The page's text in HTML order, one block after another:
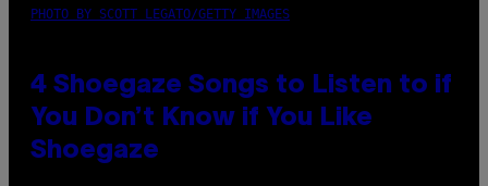
PHOTO BY SCOTT LEGATO/GETTY IMAGES
4 Shoegaze Songs to Listen to if
You Don’t Know if You Like
Shoegaze